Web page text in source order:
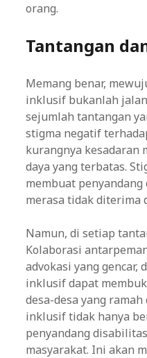
orang.
Tantangan
Memang benar,
inklusif bukanlah jalan
sejumlah tantangan
stigma negatif
kurangnya kesadaran
daya yang terbatas.
membuat
merasa tidak diterima
Namun, di setiap
Kolaborasi
advokasi yang gencar,
inklusif dapat
desa-desa yang
inklusif tidak hanya
penyandang
masyarakat. Ini akan